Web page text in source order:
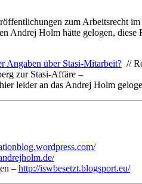
zum Arbeitsrecht
Andrej Holm hätte gelogen,
Angaben über Stasi-Mitarbeit? //
zur Stasi-Affäre –
leider an das Andrej Holm
– http://iswbesetzt.blogsport.eu/